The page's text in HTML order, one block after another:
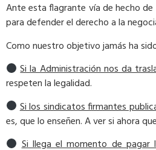
Ante esta flagrante vía de hecho
para defender el derecho a la
Como nuestro objetivo jamás ha
Si la Administración nos da
respeten la legalidad.
Si los sindicatos firmantes
es, que lo enseñen. A ver si ahora
Si llega el momento de